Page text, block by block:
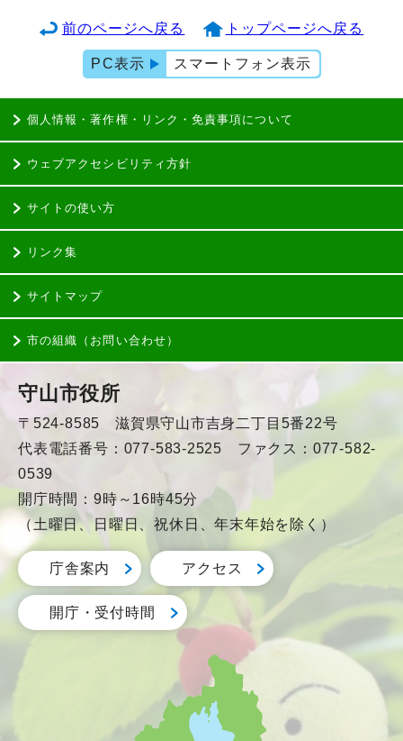
前のページへ戻る トップページへ戻る
PC表示 スマートフォン表示
個人情報・著作権・リンク・免責事項について
ウェブアクセシビリティ方針
サイトの使い方
リンク集
サイトマップ
市の組織（お問い合わせ）
守山市役所
〒524-8585 滋賀県守山市吉身二丁目5番22号
代表電話番号：077-583-2525 ファクス：077-582-
0539
開庁時間：9時～16時45分
（土曜日、日曜日、祝休日、年末年始を除く）
庁舎案内 アクセス
開庁・受付時間